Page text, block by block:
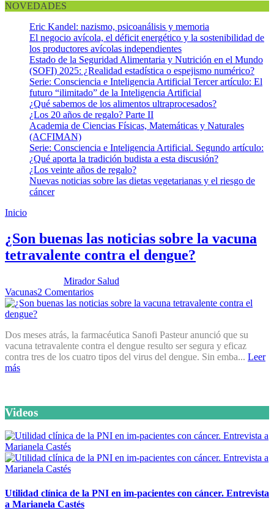
NOVEDADES
Eric Kandel: nazismo, psicoanálisis y memoria
El negocio avícola, el déficit energético y la sostenibilidad de
los productores avícolas independientes
Estado de la Seguridad Alimentaria y Nutrición en el Mundo
(SOFI) 2025: ¿Realidad estadística o espejismo numérico?
Serie: Consciencia e Inteligencia Artificial Tercer artículo: El
futuro “ilimitado” de la Inteligencia Artificial
¿Qué sabemos de los alimentos ultraprocesados?
¿Los 20 años de regalo? Parte II
Academia de Ciencias Físicas, Matemáticas y Naturales
(ACFIMAN)
Serie: Consciencia e Inteligencia Artificial. Segundo artículo:
¿Qué aporta la tradición budista a esta discusión?
¿Los veinte años de regalo?
Nuevas noticias sobre las dietas vegetarianas y el riesgo de
cáncer
Inicio
¿Son buenas las noticias sobre la vacuna
tetravalente contra el dengue?
Mirador Salud
Vacunas2 Comentarios
Dos meses atrás, la farmacéutica Sanofi Pasteur anunció que su
vacuna tetravalente contra el dengue resulto ser segura y eficaz
contra tres de los cuatro tipos del virus del dengue. Sin emba... Leer
más
Videos
Utilidad clínica de la PNI en im-pacientes con cáncer. Entrevista
a Marianela Castés